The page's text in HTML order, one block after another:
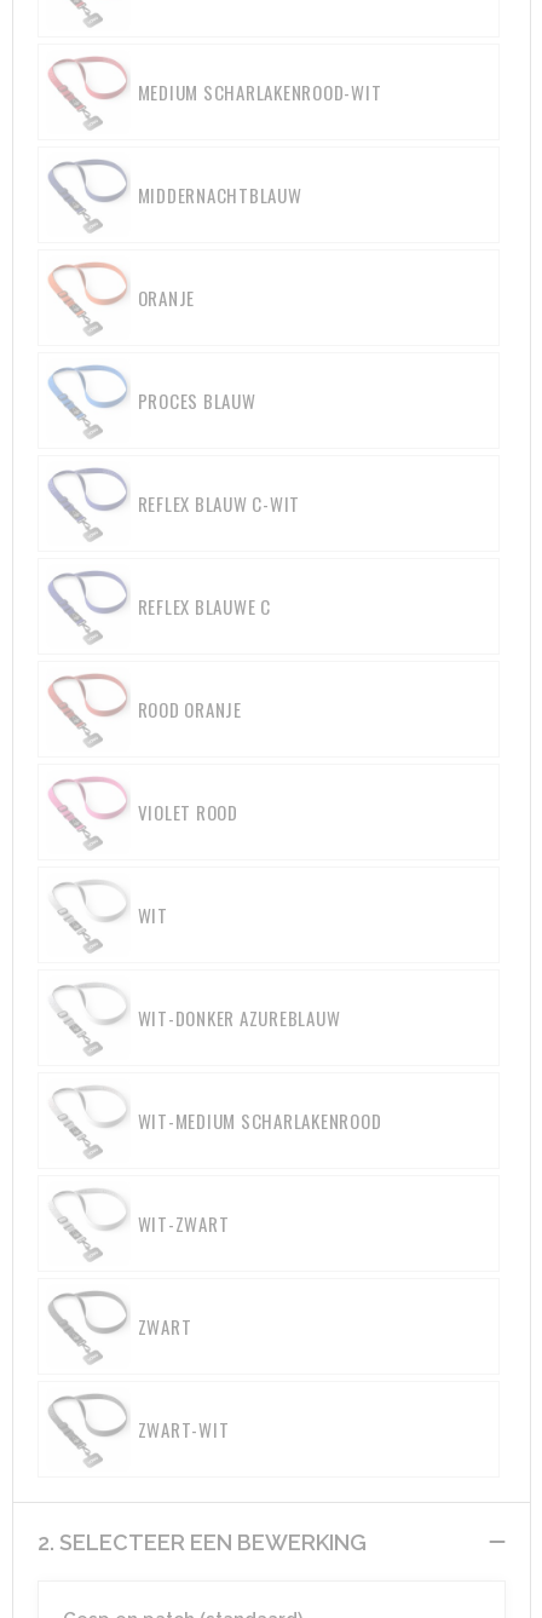
MEDIUM SCHARLAKENROOD-WIT
MIDDERNACHTBLAUW
ORANJE
PROCES BLAUW
REFLEX BLAUW C-WIT
REFLEX BLAUWE C
ROOD ORANJE
VIOLET ROOD
WIT
WIT-DONKER AZUREBLAUW
WIT-MEDIUM SCHARLAKENROOD
WIT-ZWART
ZWART
ZWART-WIT
2. SELECTEER EEN BEWERKING